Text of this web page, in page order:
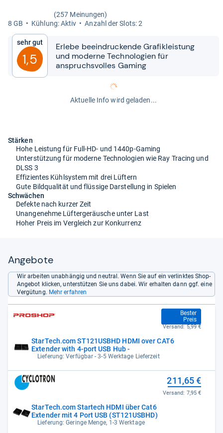
(257 Meinungen)
8 GB
Küh­lung: Aktiv Anzahl der Slots: 2
Sehr gut
1,5
Erlebe beein­dru­ckende Gra­fi­k­leis­tung
und moderne Tech­no­lo­gien für
anspruchs­vol­les Gaming
Aktuelle Info wird geladen...
Stärken
Hohe Leistung für Full-HD- und 1440p-Gaming
Unterstützung für moderne Technologien wie Ray Tracing und
DLSS 3
Effizientes Kühlsystem mit drei Lüftern
Gute Bildqualität und flüssige Darstellung in Spielen
Schwächen
Defekte nach kurzer Zeit
Unangenehme Lüftergeräusche unter Last
Hoher Preis im Vergleich zur Konkurrenz
Angebote
Wir arbeiten unabhängig und neutral. Wenn Sie auf ein verlinktes Shop-
Angebot klicken, unterstützen Sie uns dabei. Wir erhalten dann ggf. eine
Vergütung. Mehr erfahren
StarTech.com ST121USBHD HDMI over CAT6
Extender with 4-port USB Hub -
Lieferung: Verfügbar - 3-5 Werktage Lieferzeit
Bester
Preis
210,86 €
Versand: 5,99 €
StarTech.com Startech HDMI über Cat6
Extender mit 4 Port USB (ST121USBHD)
Lieferung: Geringe Menge, 1-3 Werktage
211,65 €
Versand: 7,95 €